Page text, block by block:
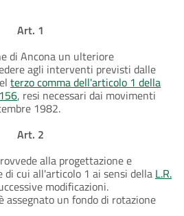
Art. 1
di Ancona un ulteriore
agli interventi previsti dalle
terzo comma dell'articolo 1 della
, resi necessari dai movimenti
1982.
Art. 2
alla progettazione e
di cui all'articolo 1 ai sensi della L.R.
modificazioni.
assegnato un fondo di rotazione